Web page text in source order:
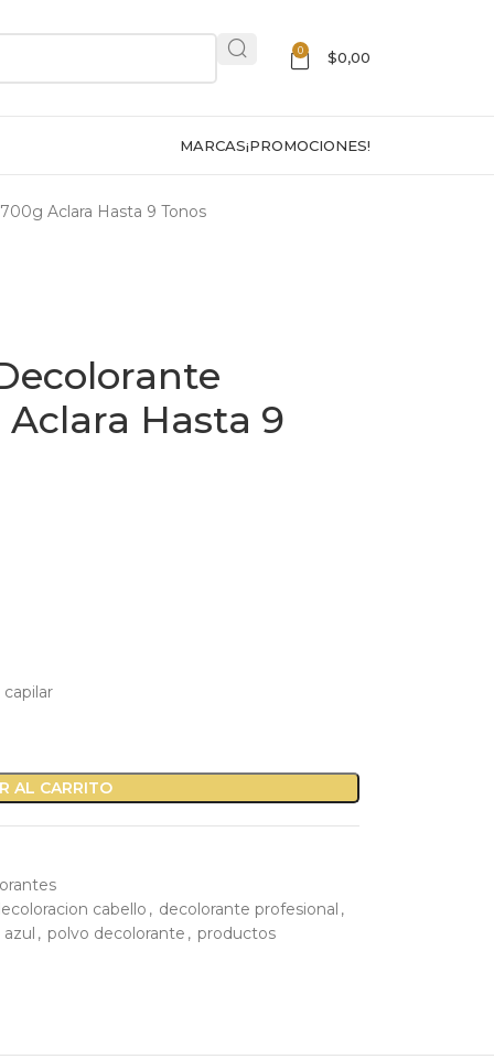
0 $0,00
MARCAS¡PROMOCIONES!
Aclara Hasta 9 Tonos
Hasta 9
AL CARRITO
cabello , decolorante profesional ,
azul , polvo decolorante , productos